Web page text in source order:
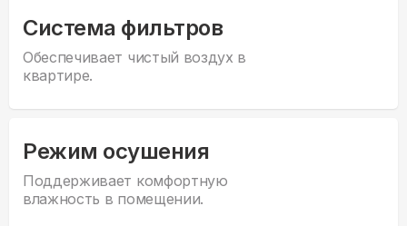
Система фильтров
Обеспечивает чистый воздух в
квартире.
Режим осушения
Поддерживает комфортную
влажность в помещении.